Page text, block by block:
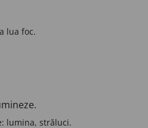
lua foc.
lumina, străluci.